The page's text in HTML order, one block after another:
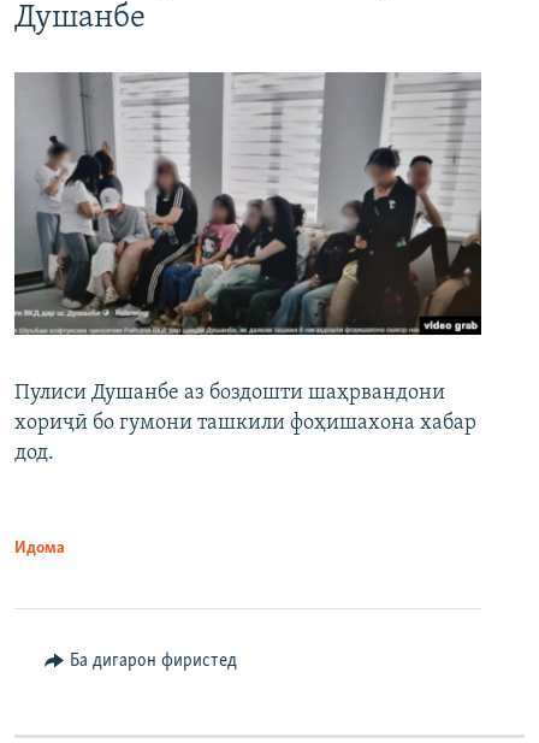
Душанбе
Пулиси Душанбе аз боздошти шаҳрвандони
хориҷӣ бо гумони ташкили фоҳишахона хабар
дод.
Идома
Ба дигарон фиристед